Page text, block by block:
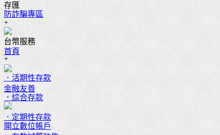
防詐騙專區
首頁
金融友善
開立數位帳戶
存匯
+
台幣服務
+
．活期性存款
．綜合存款
．定期性存款